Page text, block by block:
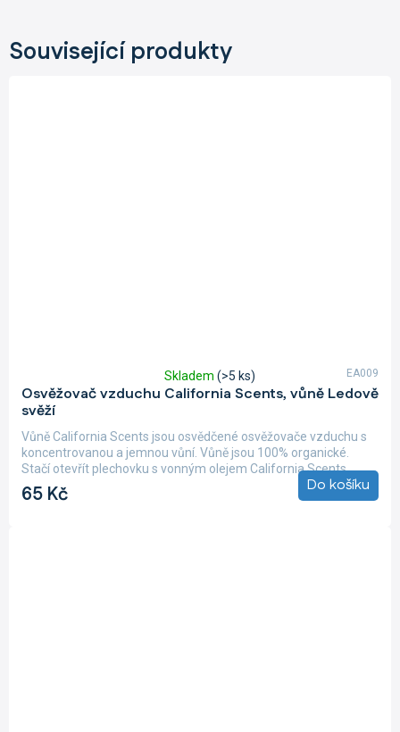
Související produkty
Osvěžovač vzduchu California Scents, vůně Ledově
svěží
hodnocení
produktu
je
5,0
z
hvězdiček.
Skladem (>5 ks)
65 Kč Do košíku
Vůně California Scents jsou osvědčené osvěžovače vzduchu s
koncentrovanou a jemnou vůní. Vůně jsou 100% organické.
Stačí otevřít plechovku s vonným olejem California Scents,...
EA009